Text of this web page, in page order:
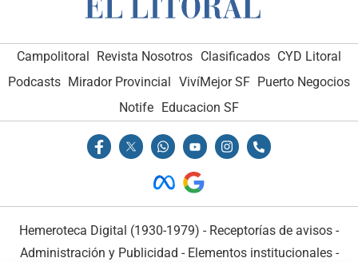
Campolitoral Revista Nosotros Clasificados CYD Litoral
Podcasts Mirador Provincial VivíMejor SF Puerto Negocios
Notife
Educacion SF
Hemeroteca Digital (1930-1979) - Receptorías de avisos -
Administración y Publicidad - Elementos institucionales-